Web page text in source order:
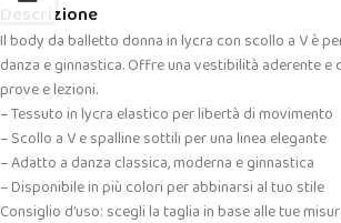
Descrizione
Il body da balletto donna in lycra con scollo a V è
danza e ginnastica. Offre una vestibilità aderente
prove e lezioni.
– Tessuto in lycra elastico per libertà di movimento
– Scollo a V e spalline sottili per una linea elegante
– Adatto a danza classica, moderna e ginnastica
– Disponibile in più colori per abbinarsi al tuo stile
Consiglio d’uso: scegli la taglia in base alle tue